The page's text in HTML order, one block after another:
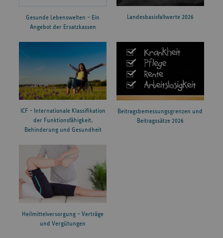
Gesunde Lebenswelten – Ein
Angebot der Ersatzkassen
Landesbasisfallwerte 2026
ICF – Internationale Klassifikation
der Funktionsfähigkeit,
Behinderung und Gesundheit
Beitragsbemessungsgrenzen und
Beitragssätze 2026
Heilmittelversorgung – Verträge
und Vergütungen